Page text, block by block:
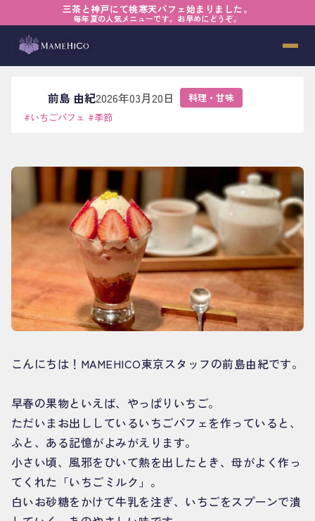
三茶と神戸にて桃寒天パフェ始まりました。
毎年夏の人気メニューです。お早めにどうぞ。
ブログ› 料理・甘味› 早春の苺とやさしい記憶
早春の苺とやさしい記憶
前島 由紀2026年03月20日
料理・甘味
#いちごパフェ #季節
こんにちは！MAMEHICO東京スタッフの前島由紀です。
早春の果物といえば、やっぱりいちご。
ただいまお出ししているいちごパフェを作っていると、
ふと、ある記憶がよみがえります。
小さい頃、風邪をひいて熱を出したとき、母がよく作っ
てくれた「いちごミルク」。
白いお砂糖をかけて牛乳を注ぎ、いちごをスプーンで潰